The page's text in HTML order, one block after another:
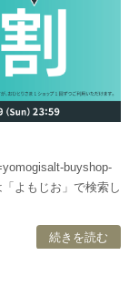
buyshop-
よもじお」で検索し
続きを読む